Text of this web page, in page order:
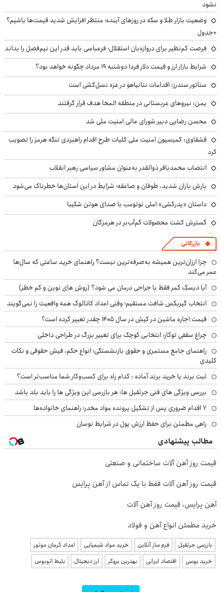
نشود
وضعیت بازار طلا و سکه در روزهای آینده؛ منتظر افزایش شدید قیمت‌ها باشیم؟
+جدول
فرصت کم‌نظیر برای دروازه‌بان استقلال؛ فرعباسی باید قدر این نیم‌فصل را بداند
شرایط بازار ارز و قیمت دلار فردا دوشنبه ۱۹ مرداد چگونه خواهد بود؟
سناتور سندرز: اقدامات نتانیاهو در غزه نسل‌کشی است
یمن: نیروهای عربستانی در منطقه المخا هدف قرار گرفتند
محسن رضایی دبیر شورای عالی امنیت ملی شد
قشقاوی: کمیسیون امنیت ملی کلیات طرح اقدام راهبردی تنگه هرمز را تصویب
کرد
انتصاب محمدباقر ذوالقدر به‌عنوان مشاور سیاسی رهبر انقلاب
بارش باران شدید، طوفان و صاعقه؛ شرایط در این استان‌ها خطرناک می‌شود
داستان «پدرکشی» املی نوتومب با صدای هوتن شکیبا
گسترش کشت محصولات کم‌آب‌بر در هرمزگان
بازرگانی
چرا ارزان‌ترین همیشه به‌صرفه‌ترین نیست؟ راهنمای خرید ساعتی که سال‌ها
عمر می‌کند
آیا دیسک کمر فقط با جراحی درمان می شود؟ (روش های نوین و کم خطر)
انتخاب گیربکس شافت مستقیم؛ وقتی اعداد کاتالوگ همه واقعیت را نمی‌گویند
قیمت اجاره ماشین در کیش در سال ۱۴۰۵ چقدر تغییر کرده است؟
چراغ سقفی توکار؛ انتخابی کوچک برای تغییر بزرگ در طراحی داخلی
راهنمای جامع مستمری و حقوق بازنشستگی؛ انواع حکم، فیش حقوقی و نکات
کلیدی
ثبت برند یا خرید برند آماده : کدام راه برای کسب‌وکار شما مناسب‌تر است؟
بررسی ویژگی های فنی جرثقیل ها: هر بازرسی این ویژگی ها را باید بلد باشد
۷ اقدام ضروری پس از تشکیل پرونده مواد مخدر؛ راهنمای خانواده‌ها
راهی مطمئن برای حفظ ارزش پول در شرایط نوسان
مطالب پیشنهادی
قیمت روز آهن آلات ساختمانی و صنعتی
قیمت روز آهن آلات فقط با یک تماس از آهن پرایس
آهن پرایس، قیمت روز آهن آلات
خرید مطمئن انواع آهن و فولاد
بازرسی جرثقیل فرم ساز آنلاین خرید مواد شیمیایی
امداد کرمان موتور
خرید یوسی
اقتصاد ایرانی بهترین بروکر ارز دیجیتال بلیط اتوبوس